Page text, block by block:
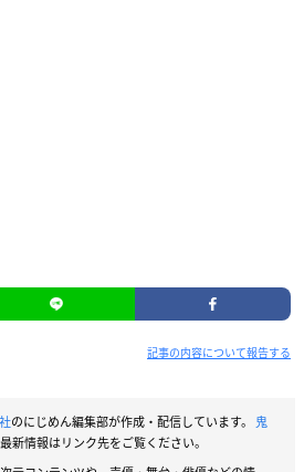
記事の内容について報告する
のにじめん編集部が作成・配信しています。 鬼
新情報はリンク先をご覧ください。